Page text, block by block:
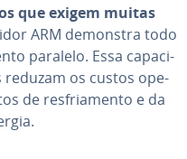
que exigem muitas
ARM demonstra todo
paralelo. Essa ca­pa­ci­
reduzam os custos ope­
de res­fri­a­mento e da